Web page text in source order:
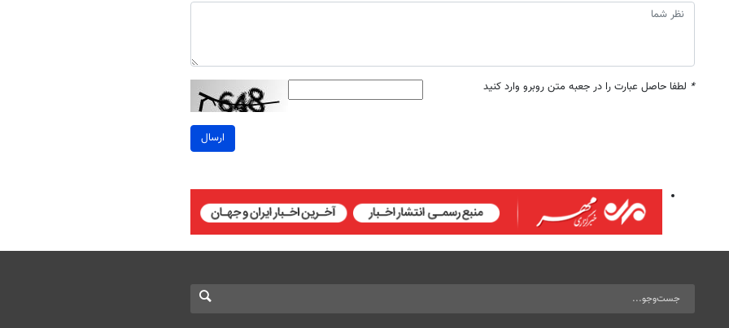
* لطفا حاصل عبارت را در جعبه متن روبرو وارد کنید
ارسال